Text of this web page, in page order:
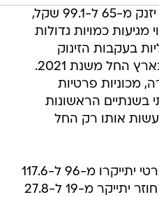
מחיר הטסט לרכב חשמלי יזנק מ-65 ל-99.1 שקל,
מגיעות כמויות גדולות
בעקבות הזינוק
במכירות הרכב החשמלי בארץ החל משנת 2021.
מכוניות פרטיות
בשנתיים הראשונות
אותו רק החל
מחירי הטסט לרכב בנזין פרטי יתייקרו מ-96 ל-117.6
שקל, זינוק של 24%. טסט חוזר יתייקר מ-19 ל-27.8